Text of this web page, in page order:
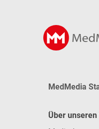
MedMedia
Über